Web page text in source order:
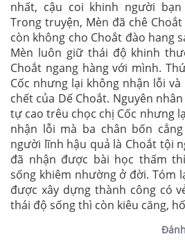
nhất, cậu coi khinh người
Trong truyện, Mèn đã chê
còn không cho Choắt đào hang
Mèn luôn giữ thái độ khinh
Choắt ngang hàng với mình.
Cốc nhưng lại không nhận lỗi
chết của Dế Choắt. Nguyên
tự cao trêu chọc chị Cốc nhưng
nhận lỗi mà ba chân bốn
người lĩnh hậu quả là Choắt tội
đã nhận được bài học thấm
sống khiêm nhường ở đời. Tóm
được xây dựng thành công có
thái độ sống thì còn kiêu căng,